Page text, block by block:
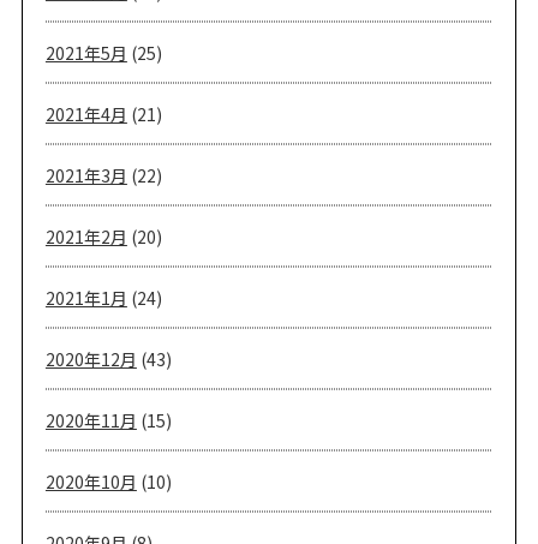
2021年5月 (25)
2021年4月 (21)
2021年3月 (22)
2021年2月 (20)
2021年1月 (24)
2020年12月 (43)
2020年11月 (15)
2020年10月 (10)